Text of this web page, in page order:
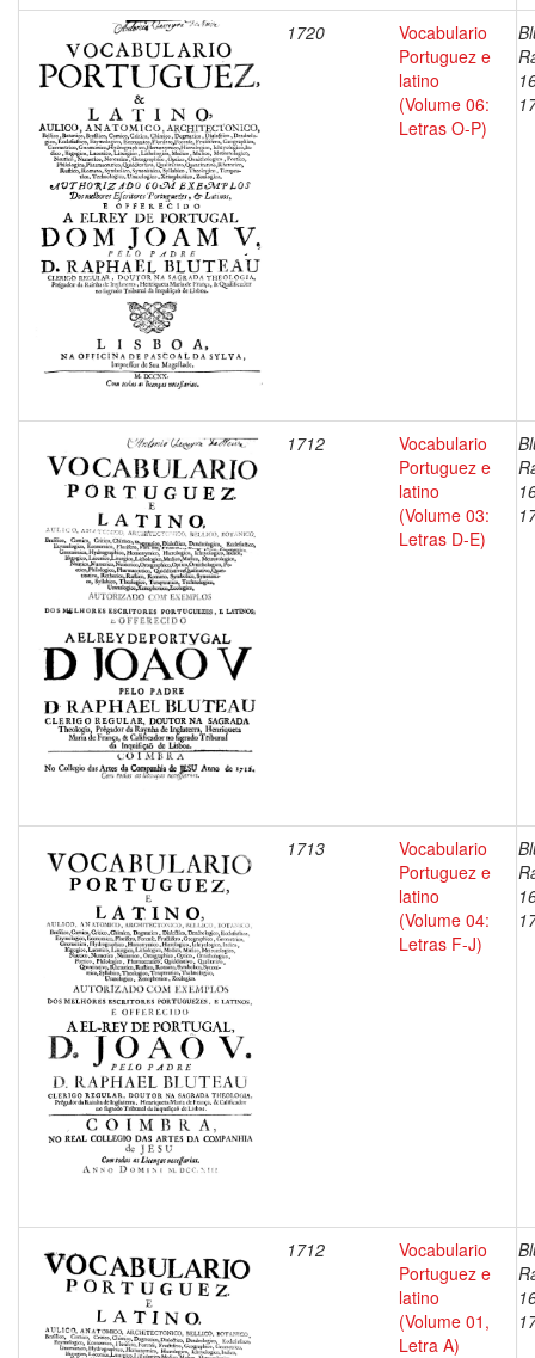
1720
Vocabulario
Portuguez e
latino
(Volume 06:
Letras O-P)
1712
Vocabulario
Portuguez e
latino
(Volume 03:
Letras D-E)
1713
Vocabulario
Portuguez e
latino
(Volume 04:
Letras F-J)
1712
Vocabulario
Portuguez e
latino
(Volume 01,
Letra A)